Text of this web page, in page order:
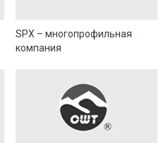
SPX – многопрофильная
компания